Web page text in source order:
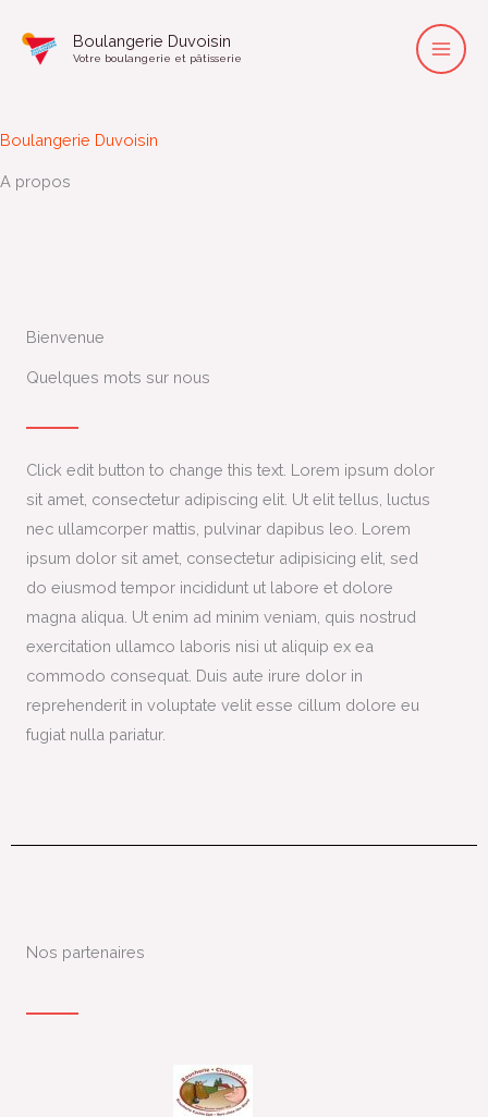
Boulangerie Duvoisin
Votre boulangerie et pâtisserie
Boulangerie Duvoisin
A propos
Bienvenue
Quelques mots sur nous
Click edit button to change this text. Lorem ipsum dolor
sit amet, consectetur adipiscing elit. Ut elit tellus, luctus
nec ullamcorper mattis, pulvinar dapibus leo. Lorem
ipsum dolor sit amet, consectetur adipisicing elit, sed
do eiusmod tempor incididunt ut labore et dolore
magna aliqua. Ut enim ad minim veniam, quis nostrud
exercitation ullamco laboris nisi ut aliquip ex ea
commodo consequat. Duis aute irure dolor in
reprehenderit in voluptate velit esse cillum dolore eu
fugiat nulla pariatur.
Nos partenaires